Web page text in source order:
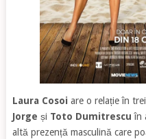
Laura Cosoi are o relație în
Jorge și Toto Dumitrescu în
altă prezență masculină care